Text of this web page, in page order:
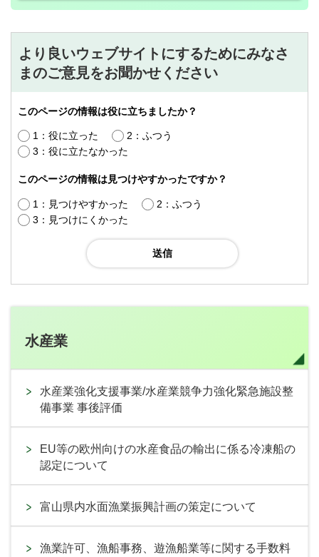
より良いウェブサイトにするためにみなさ
まのご意見をお聞かせください
このページの情報は役に立ちましたか？
1：役に立った
2：ふつう
3：役に立たなかった
このページの情報は見つけやすかったですか？
1：見つけやすかった
2：ふつう
3：見つけにくかった
水産業
水産業強化支援事業/水産業競争力強化緊急施設整
備事業 事後評価
EU等の欧州向けの水産食品の輸出に係る冷凍船の
認定について
富山県内水面漁業振興計画の策定について
漁業許可、漁船事務、遊漁船業等に関する手数料